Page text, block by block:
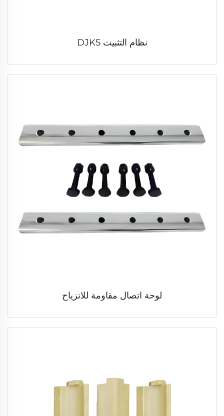
نظام التثبيت DJK5
لوحة اتصال مقاومة للانزياح